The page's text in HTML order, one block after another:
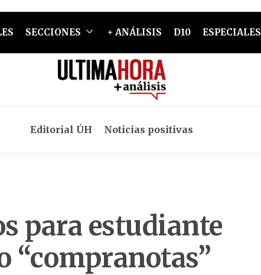
SECCIONES + ANÁLISIS D10 ESPECIALES
Editorial ÚH Noticias positivas
para estudiante
“compranotas”